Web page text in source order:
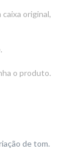
original,
o produto.
de tom.